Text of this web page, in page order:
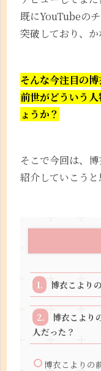
既にYouTubeの
突破しており、か
そんな今注目の博
前世がどういう
ょうか？
そこで今回は、
紹介していこうと
博衣こより
博衣こより
人だった？
博衣こよりの